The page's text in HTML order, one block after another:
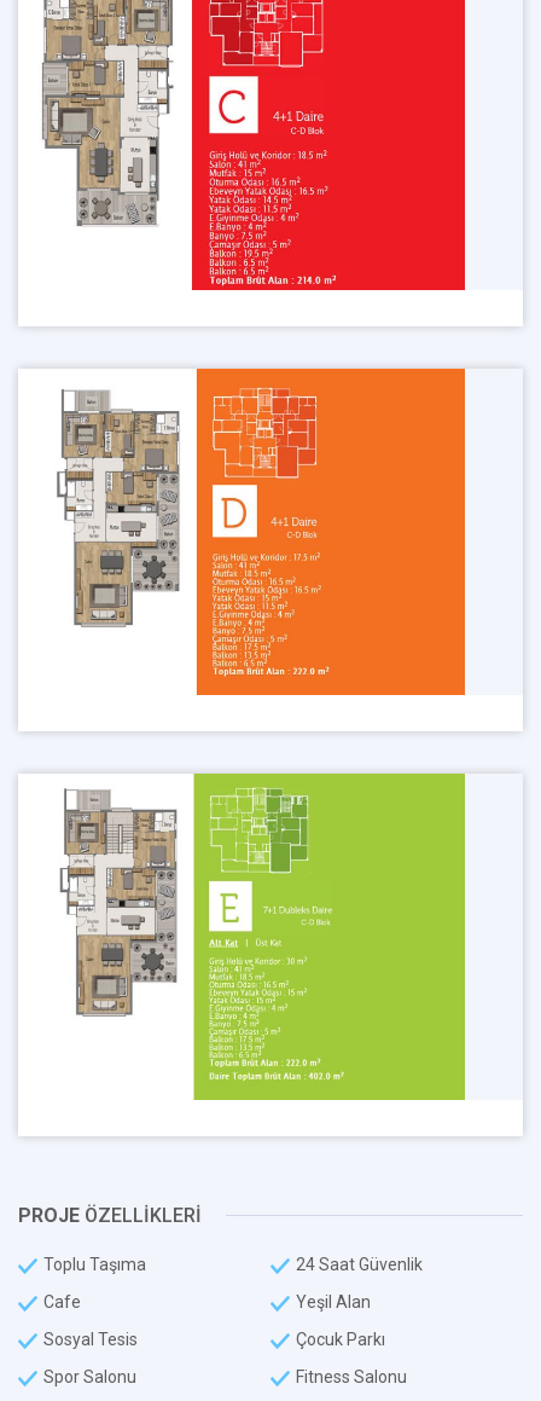
PROJE ÖZELLİKLERİ
Toplu Taşıma
24 Saat Güvenlik
Cafe
Yeşil Alan
Sosyal Tesis
Çocuk Parkı
Spor Salonu
Fitness Salonu